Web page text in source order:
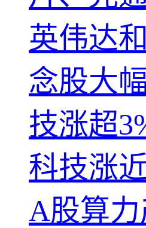
英伟达
念股大
技涨超
科技涨
A股算